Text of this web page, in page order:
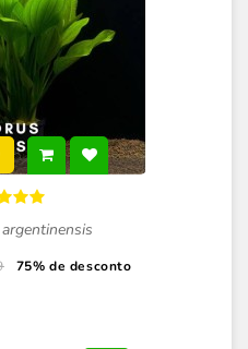
75% de desconto